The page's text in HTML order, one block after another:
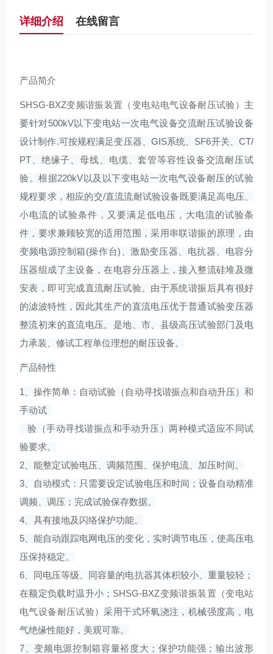
详细介绍 在线留言
产品简介
SHSG-BXZ变频谐振装置（变电站电气设备耐压试验） 主
要针对500kV以下变电站一次电气设备交流耐压试验设备
设计制作.可按规程满足变压器、GIS系统、SF6开关、CT/
PT、绝缘子、母线、电缆、套管等容性设备交流耐压试
验。根据220kV以及以下变电站一次电气设备耐压的试验
规程要求，相应的交/直流流耐试验设备既要满足高电压、
小电流的试验条件，又要满足低电压，大电流的试验条
件，要求兼顾较宽的适用范围，采用串联谐振的原理，由
变频电源控制箱(操作台)、激励变压器、电抗器、电容分
压器组成了主设备，在电容分压器上，接入整流硅堆及微
安表，即可完成直流耐压试验。由于系统谐振后具有很好
的滤波特性，因此其生产的直流电压优于普通试验变压器
整流初来的直流电压。是地、市、县级高压试验部门及电
力承装、修试工程单位理想的耐压设备。
产品特性
1、操作简单：自动试验（自动寻找谐振点和自动升压）和
手动试
验（手动寻找谐振点和手动升压）两种模式适应不同试
验要求。
2、能整定试验电压、调频范围、保护电流、加压时间。
3、自动模式：只需要设定试验电压和时间；设备自动精准
调频、调压；完成试验保存数据。
4、具有接地及闪络保护功能。
5、能自动跟踪电网电压的变化，实时调节电压，使高压电
压保持稳定。
6、同电压等级、同容量的电抗器其体积较小、重量较轻；
在额定负载时温升小； SHSG-BXZ变频谐振装置（变电站
电气设备耐压试验）采用干式环氧浇注，机械强度高，电
气绝缘性能好，美观可靠。
7、变频电源控制箱容量裕度大；保护功能强；输出波形